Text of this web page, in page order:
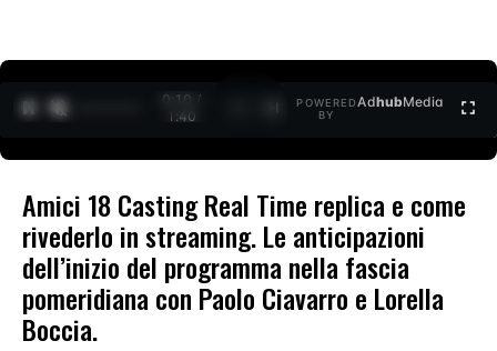
0:10 /
1:40
POWERED
BY
AdhubMedia
Amici 18 Casting Real Time replica e come
rivederlo in streaming. Le anticipazioni
dell’inizio del programma nella fascia
pomeridiana con Paolo Ciavarro e Lorella
Boccia.